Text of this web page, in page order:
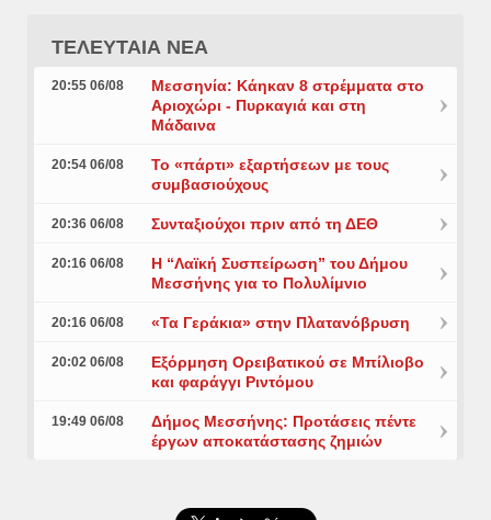
ΤΕΛΕΥΤΑΙΑ ΝΕΑ
20:55 06/08
Μεσσηνία: Κάηκαν 8 στρέμματα στο
Αριοχώρι - Πυρκαγιά και στη
Μάδαινα
20:54 06/08
Το «πάρτι» εξαρτήσεων με τους
συμβασιούχους
20:36 06/08 Συνταξιούχοι πριν από τη ΔΕΘ
20:16 06/08
Η “Λαϊκή Συσπείρωση” του Δήμου
Μεσσήνης για το Πολυλίμνιο
20:16 06/08 «Τα Γεράκια» στην Πλατανόβρυση
20:02 06/08
Εξόρμηση Ορειβατικού σε Μπίλιοβο
και φαράγγι Ριντόμου
19:49 06/08
Δήμος Μεσσήνης: Προτάσεις πέντε
έργων αποκατάστασης ζημιών